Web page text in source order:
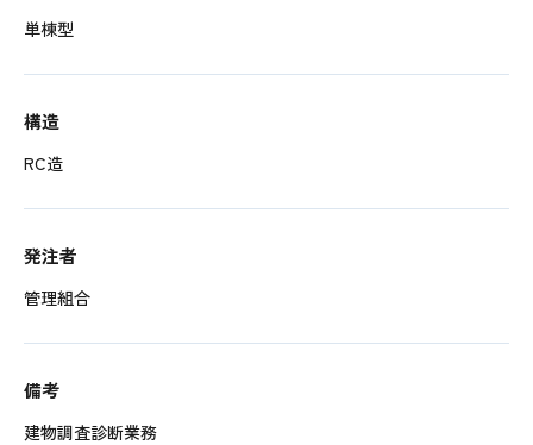
単棟型
構造
RC造
発注者
管理組合
備考
建物調査診断業務